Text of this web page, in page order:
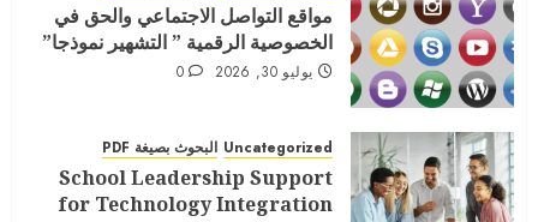
مواقع التواصل الاجتماعي والحق في
الخصوصية الرقمية ” التشهير نموذجا”
يوليو 30, 2026 0
Uncategorized البحوث بصيغة PDF
School Leadership Support
for Technology Integration